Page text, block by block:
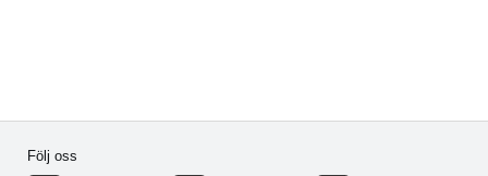
Följ oss